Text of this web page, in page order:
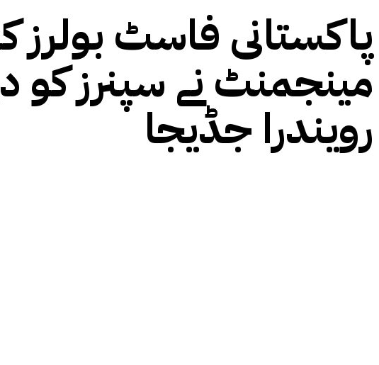
پاکستانی فاسٹ بولرز
مینجمنٹ نے سپنرز کو
رویندرا جڈیجا